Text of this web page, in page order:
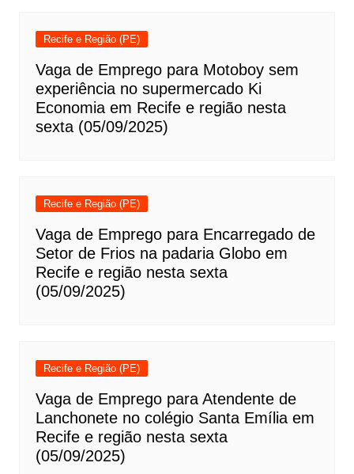
Recife e Região (PE)
Vaga de Emprego para Motoboy sem
experiência no supermercado Ki
Economia em Recife e região nesta
sexta (05/09/2025)
Recife e Região (PE)
Vaga de Emprego para Encarregado de
Setor de Frios na padaria Globo em
Recife e região nesta sexta
(05/09/2025)
Recife e Região (PE)
Vaga de Emprego para Atendente de
Lanchonete no colégio Santa Emília em
Recife e região nesta sexta
(05/09/2025)